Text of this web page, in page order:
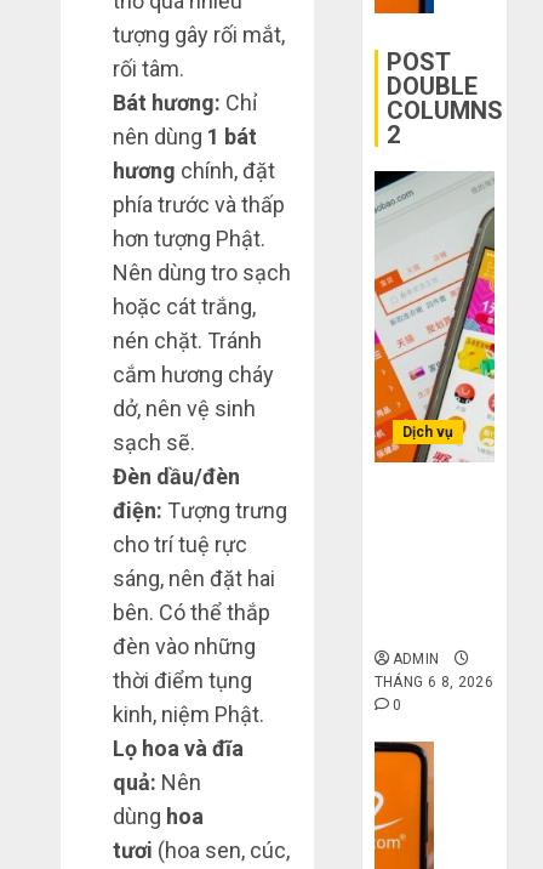
tượng gây rối mắt,
rối tâm.
Bát hương: Chỉ
nên dùng 1 bát
hương chính, đặt
phía trước và thấp
hơn tượng Phật.
Nên dùng tro sạch
hoặc cát trắng,
nén chặt. Tránh
cắm hương cháy
dở, nên vệ sinh
sạch sẽ.
Đèn dầu/đèn
điện: Tượng trưng
cho trí tuệ rực
sáng, nên đặt hai
bên. Có thể thắp
đèn vào những
thời điểm tụng
kinh, niệm Phật.
Lọ hoa và đĩa
quả: Nên
dùng hoa
tươi (hoa sen, cúc,
6 2,
2026
nghệ
2026
bị
lỗ
mua
hàng
1688
THÁNG
6 5,
2026
0
POST
DOUBLE
COLUMNS
2
Dịch vụ
ADMIN
THÁNG 6 8, 2026
0